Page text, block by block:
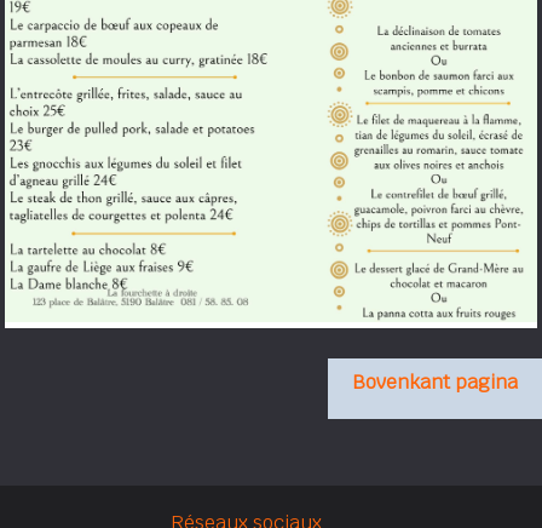
Bovenkant pagina
Réseaux sociaux